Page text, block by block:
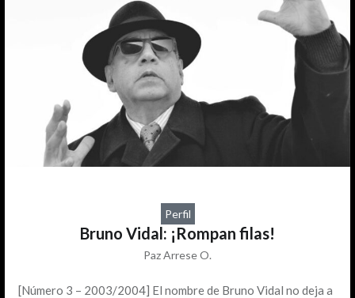
Perfil
Bruno Vidal: ¡Rompan filas!
Paz Arrese O.
[Número 3 – 2003/2004] El nombre de Bruno Vidal no deja a